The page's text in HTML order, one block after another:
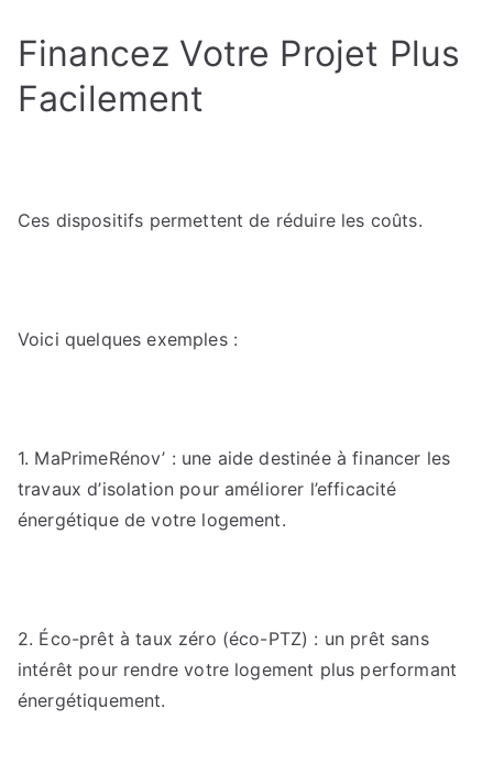
Financez Votre Projet Plus
Facilement
Ces dispositifs permettent de réduire les coûts.
Voici quelques exemples :
1. MaPrimeRénov’ : une aide destinée à financer les
travaux d’isolation pour améliorer l’efficacité
énergétique de votre logement.
2. Éco-prêt à taux zéro (éco-PTZ) : un prêt sans
intérêt pour rendre votre logement plus performant
énergétiquement.